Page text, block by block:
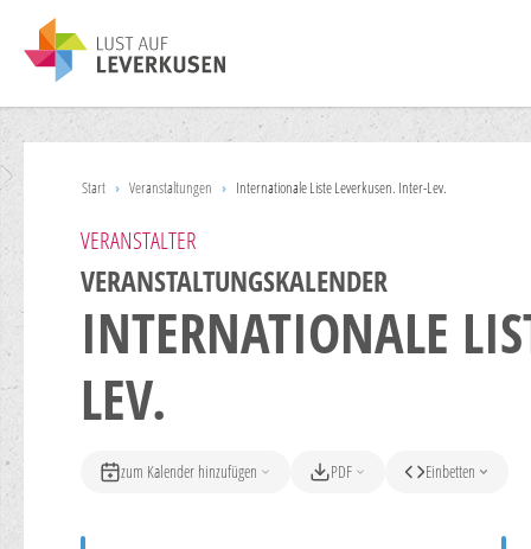
Start › Veranstaltungen › Internationale Liste Leverkusen. Inter-Lev.
VERANSTALTER
VERANSTALTUNGSKALENDER
INTERNATIONALE
LEV.
zum Kalender hinzufügen PDF Einbetten